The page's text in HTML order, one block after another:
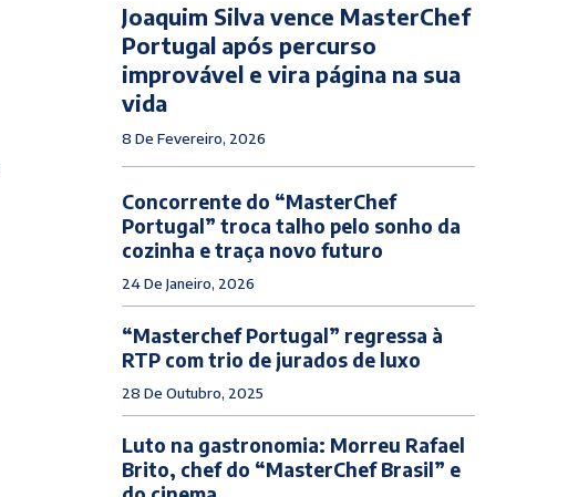
Joaquim Silva vence MasterChef
Portugal após percurso
improvável e vira página na sua
vida
8 De Fevereiro, 2026
Concorrente do “MasterChef
Portugal” troca talho pelo sonho da
cozinha e traça novo futuro
24 De Janeiro, 2026
“Masterchef Portugal” regressa à
RTP com trio de jurados de luxo
28 De Outubro, 2025
Luto na gastronomia: Morreu Rafael
Brito, chef do “MasterChef Brasil” e